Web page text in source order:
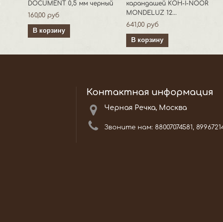
DOCUMENT 0,5 мм черный
160,00 руб
В корзину
карандашей KOH-I-NOOR
MONDELUZ 12...
641,00 руб
В корзину
Контактная информация
Черная Речка, Москва
Звоните нам: 88007074581,